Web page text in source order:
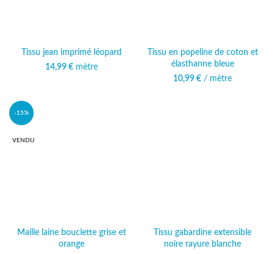
Tissu jean imprimé léopard
14,99 € mètre
Tissu en popeline de coton et
élasthanne bleue
10,99 € / mètre
-15%
VENDU
Maille laine bouclette grise et
orange
Tissu gabardine extensible
noire rayure blanche